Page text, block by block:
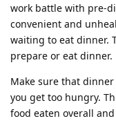
work battle with pre-
convenient and
waiting to eat dinner.
prepare or eat dinner.
Make sure that
you get too hungry.
food eaten overall